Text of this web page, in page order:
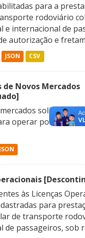
para a
rodoviário
e internacional de
autorização e
JSON CSV
de Novos Mercados
solicitados
operar por meio de
JSON
às Licenças
para
de transporte
de passageiros, sob